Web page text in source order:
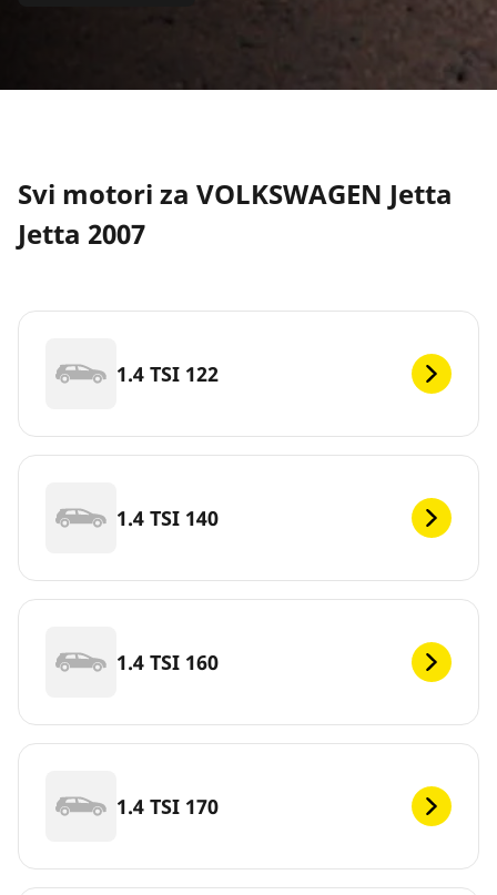
Svi motori za VOLKSWAGEN Jetta
Jetta 2007
1.4 TSI 122
1.4 TSI 140
1.4 TSI 160
1.4 TSI 170